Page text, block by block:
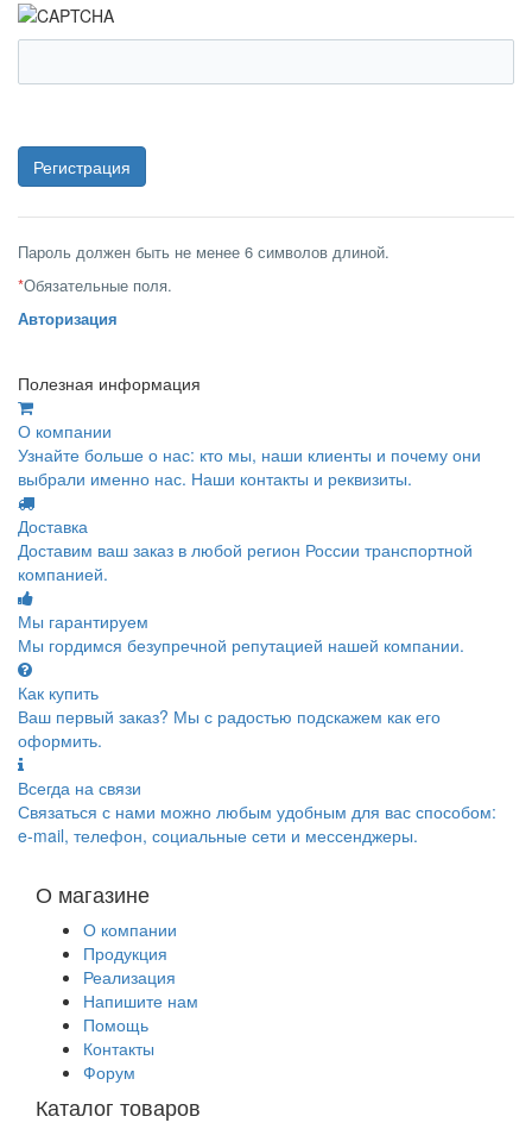
Пароль должен быть не менее 6 символов длиной.
*Обязательные поля.
Авторизация
Полезная информация
О компании
Узнайте больше о нас: кто мы, наши клиенты и почему они
выбрали именно нас. Наши контакты и реквизиты.
Доставка
Доставим ваш заказ в любой регион России транспортной
компанией.
Мы гарантируем
Мы гордимся безупречной репутацией нашей компании.
Как купить
Ваш первый заказ? Мы с радостью подскажем как его
оформить.
Всегда на связи
Связаться с нами можно любым удобным для вас способом:
e-mail, телефон, социальные сети и мессенджеры.
О магазине
О компании
Продукция
Реализация
Напишите нам
Помощь
Контакты
Форум
Каталог товаров